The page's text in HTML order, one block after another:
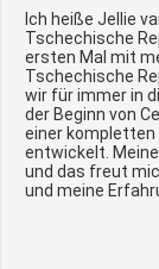
Ich heiße Jellie
Tschechische
ersten Mal mit
Tschechische
wir für immer in
der Beginn von
einer
entwickelt.
und das freut
und meine